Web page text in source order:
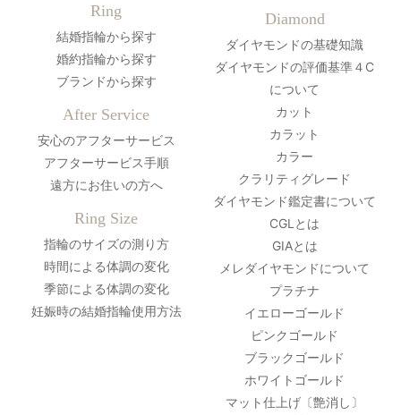
Ring
結婚指輪から探す
婚約指輪から探す
ブランドから探す
After Service
安心のアフターサービス
アフターサービス手順
遠方にお住いの方へ
Ring Size
指輪のサイズの測り方
時間による体調の変化
季節による体調の変化
妊娠時の結婚指輪使用方法
Diamond
ダイヤモンドの基礎知識
ダイヤモンドの評価基準４C
について
カット
カラット
カラー
クラリティグレード
ダイヤモンド鑑定書について
CGLとは
GIAとは
メレダイヤモンドについて
プラチナ
イエローゴールド
ピンクゴールド
ブラックゴールド
ホワイトゴールド
マット仕上げ〔艶消し〕